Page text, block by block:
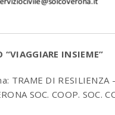
“VIAGGIARE INSIEME”
TRAME DI RESILIENZA
SOC. COOP. SOC.